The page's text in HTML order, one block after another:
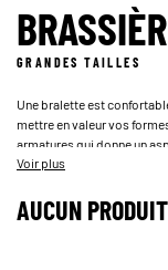
GRANDES TAILLES
Une bralette est
mettre en valeur vos
armatures qui donne un
bralette classique ou une
Voir plus
AUCUN